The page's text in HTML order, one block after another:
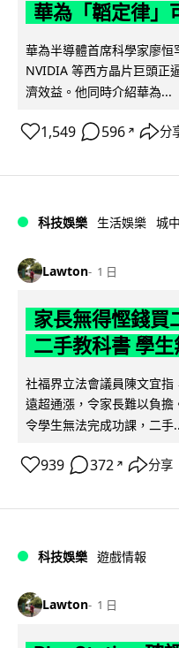
華為「韜定律」
華為半導體首席科學家廖
NVIDIA 等西方晶片巨頭正
濟效益。他同時介紹華為...
1,549 596 ↗ 分
科技娛樂 生活娛樂 城
Lawton 1 日
家長無得慳錢買
二手教科書 學
社福界立法會議員陳文宜
遠超通漲，令家長難以負擔
令學生無法完成功課，二手
939 372 ↗ 分享
科技娛樂 遊戲情報
Lawton 1 日